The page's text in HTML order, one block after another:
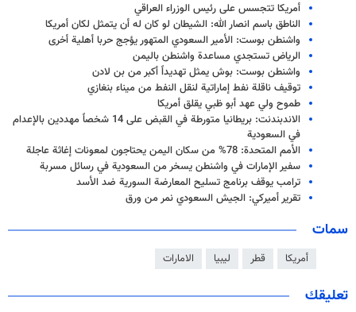
أمريكا تتجسس على رئيس الوزراء العراقي
الناطق باسم انصار الله: الشيطان لو كان له أن يتمثل لكان أمريكا
واشنطن بوست: الأمير السعودي المتهور يؤجج حربا أهلية أخرى
الرياض تستجدي مساعدة واشنطن باليمن
واشنطن بوست: بوش يمثل تهديداً أكبر من بن لادن
توقیف ناقلة نفط إماراتية لنقل النفط من ميناء بنغازي
طموح ولي عهد أبو ظبي يقلق أمريكا
الاندبندنت: بريطانيا متورطة في القبض على 14 شخصاً مهددين بالإعدام
في السعودية
الأمم المتحدة: 78% من سكان اليمن يحتاجون لمعونات إغاثة عاجلة
سفير الإمارات في واشنطن يسخر من السعودية في رسائل مسربة
ترامب يوقف برنامج تسليح المعارضة السورية ضد الأسد
تقرير أميركي: الجيش السعودي نمر من ورق
سمات
أمريكا قطر ليبيا الامارات
تعليقك